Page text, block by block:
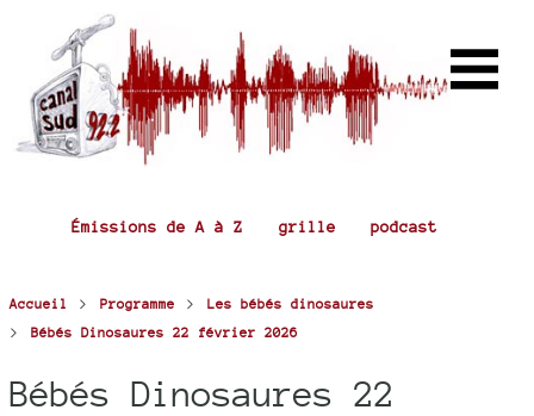
Émissions de A à Z grille podcast
Accueil > Programme > Les bébés dinosaures
> Bébés Dinosaures 22 février 2026
Bébés Dinosaures 22